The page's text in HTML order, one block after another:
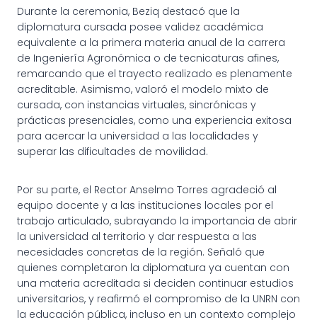
Durante la ceremonia, Beziq destacó que la
diplomatura cursada posee validez académica
equivalente a la primera materia anual de la carrera
de Ingeniería Agronómica o de tecnicaturas afines,
remarcando que el trayecto realizado es plenamente
acreditable. Asimismo, valoró el modelo mixto de
cursada, con instancias virtuales, sincrónicas y
prácticas presenciales, como una experiencia exitosa
para acercar la universidad a las localidades y
superar las dificultades de movilidad.
Por su parte, el Rector Anselmo Torres agradeció al
equipo docente y a las instituciones locales por el
trabajo articulado, subrayando la importancia de abrir
la universidad al territorio y dar respuesta a las
necesidades concretas de la región. Señaló que
quienes completaron la diplomatura ya cuentan con
una materia acreditada si deciden continuar estudios
universitarios, y reafirmó el compromiso de la UNRN con
la educación pública, incluso en un contexto complejo